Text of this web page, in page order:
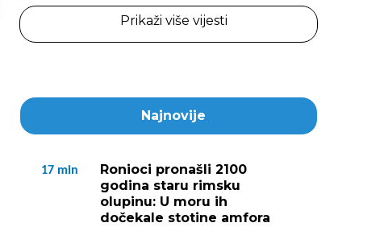
Prikaži više vijesti
Najnovije
17 min
Ronioci pronašli 2100
godina staru rimsku
olupinu: U moru ih
dočekale stotine amfora